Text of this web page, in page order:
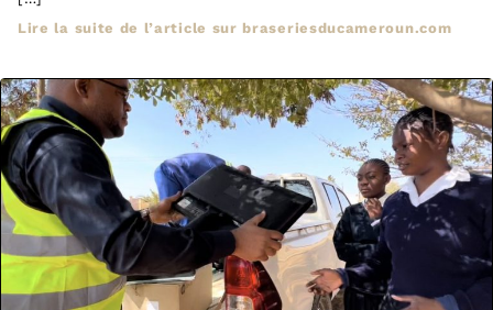
Lire la suite de l’article sur braseriesducameroun.com